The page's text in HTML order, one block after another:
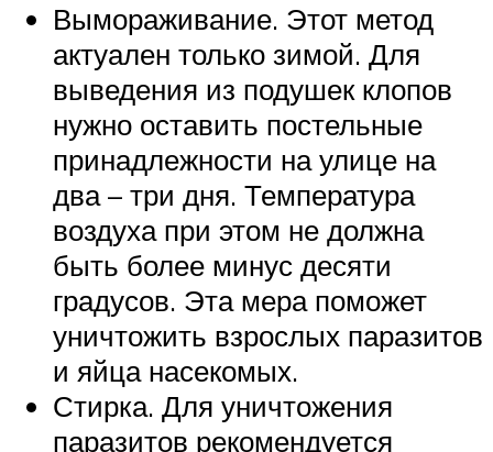
Вымораживание. Этот метод
актуален только зимой. Для
выведения из подушек клопов
нужно оставить постельные
принадлежности на улице на
два – три дня. Температура
воздуха при этом не должна
быть более минус десяти
градусов. Эта мера поможет
уничтожить взрослых паразитов
и яйца насекомых.
Стирка. Для уничтожения
паразитов рекомендуется